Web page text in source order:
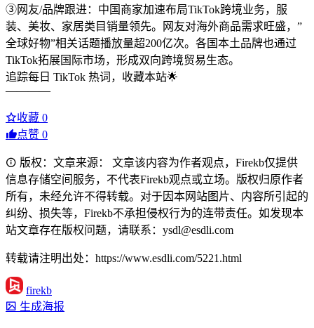
③网友/品牌跟进：中国商家加速布局TikTok跨境业务，服
装、美妆、家居类目销量领先。网友对海外商品需求旺盛，”
全球好物”相关话题播放量超200亿次。各国本土品牌也通过
TikTok拓展国际市场，形成双向跨境贸易生态。
追踪每日 TikTok 热词，收藏本站🌟
————
收藏 0
点赞 0
版权：文章来源： 文章该内容为作者观点，Firekb仅提供
信息存储空间服务，不代表Firekb观点或立场。版权归原作者
所有，未经允许不得转载。对于因本网站图片、内容所引起的
纠纷、损失等，Firekb不承担侵权行为的连带责任。如发现本
站文章存在版权问题，请联系：ysdl@esdli.com
转载请注明出处：https://www.esdli.com/5221.html
firekb
生成海报